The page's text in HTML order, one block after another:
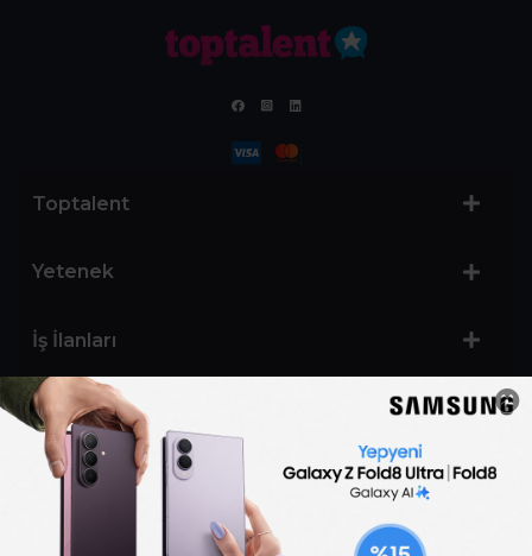
Toptalent
Yetenek
İş İlanları
Sertifika Programları
Yetenek Testleri